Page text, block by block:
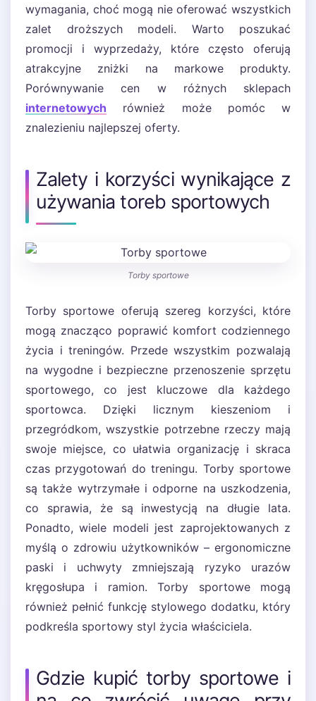
wymagania, choć mogą nie oferować wszystkich
zalet droższych modeli. Warto poszukać
promocji i wyprzedaży, które często oferują
atrakcyjne zniżki na markowe produkty.
Porównywanie cen w różnych sklepach
internetowych również może pomóc w
znalezieniu najlepszej oferty.
Zalety i korzyści wynikające z
używania toreb sportowych
Torby sportowe
Torby sportowe oferują szereg korzyści, które
mogą znacząco poprawić komfort codziennego
życia i treningów. Przede wszystkim pozwalają
na wygodne i bezpieczne przenoszenie sprzętu
sportowego, co jest kluczowe dla każdego
sportowca. Dzięki licznym kieszeniom i
przegródkom, wszystkie potrzebne rzeczy mają
swoje miejsce, co ułatwia organizację i skraca
czas przygotowań do treningu. Torby sportowe
są także wytrzymałe i odporne na uszkodzenia,
co sprawia, że są inwestycją na długie lata.
Ponadto, wiele modeli jest zaprojektowanych z
myślą o zdrowiu użytkowników – ergonomiczne
paski i uchwyty zmniejszają ryzyko urazów
kręgosłupa i ramion. Torby sportowe mogą
również pełnić funkcję stylowego dodatku, który
podkreśla sportowy styl życia właściciela.
Gdzie kupić torby sportowe i